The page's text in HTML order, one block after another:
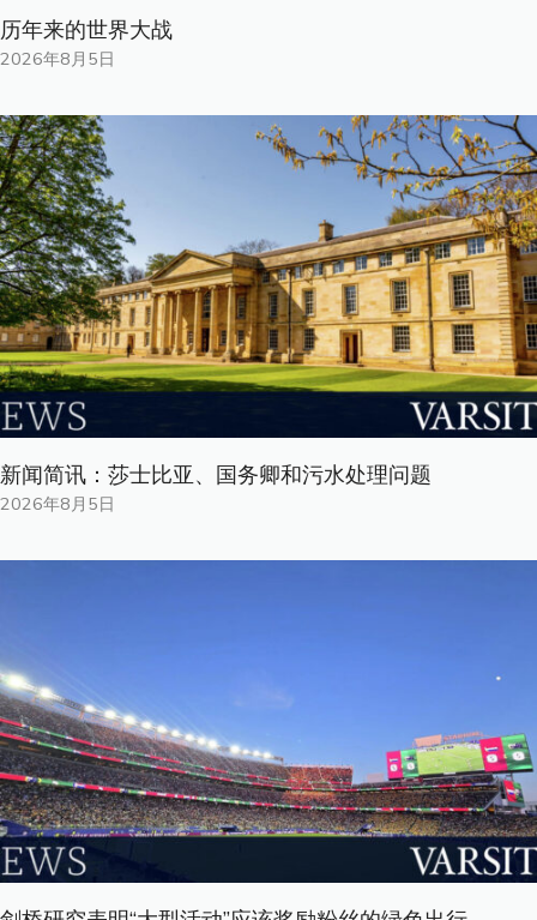
历年来的世界大战
2026年8月5日
新闻简讯：莎士比亚、国务卿和污水处理问题
2026年8月5日